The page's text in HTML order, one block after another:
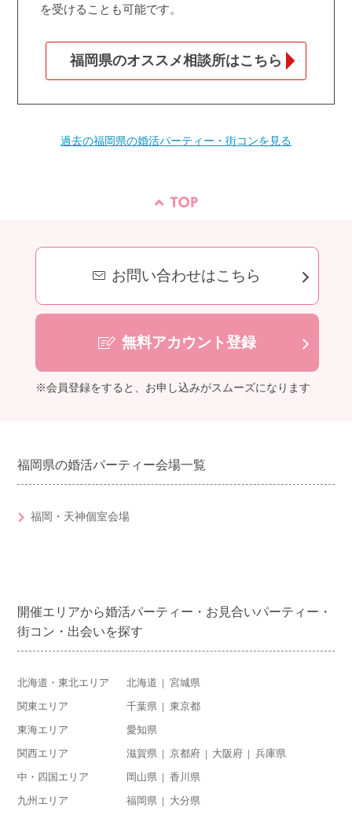
を受けることも可能です。
福岡県のオススメ相談所はこちら
過去の福岡県の婚活パーティー・街コンを見る
お問い合わせはこちら
無料アカウント登録
※会員登録をすると、お申し込みがスムーズになります
福岡県の婚活パーティー会場一覧
福岡・天神個室会場
開催エリアから婚活パーティー・お見合いパーティー・
街コン・出会いを探す
北海道・東北エリア 北海道 宮城県
関東エリア 千葉県 東京都
東海エリア 愛知県
関西エリア 滋賀県 京都府 大阪府 兵庫県
中・四国エリア 岡山県 香川県
九州エリア 福岡県 大分県